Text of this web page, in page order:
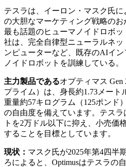
テスラは、イーロン・マスク氏
の大胆なマーケティング戦略の
最も話題のヒューマノイドロボ
社は、完全自律型ニューラルネ
ンピューターなど、既存のAIイ
ノイドロボットを訓練している。
主力製品であるオプティマス
プライム）は、身長約1.73メート
重量約57キログラム（125ポンド
の自由度を備えています。テス
トを2万ドル以下に抑え、小売価
することを目標としています。
現状： マスク氏が2025年第4四半
ろによると、Optimusはテスラの